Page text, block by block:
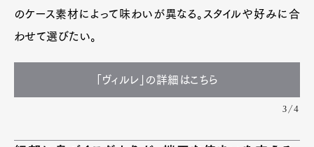
のケース素材によって味わいが異なる。スタイルや好みに合
わせて選びたい。
「ヴィルレ」の詳細はこちら
3/4